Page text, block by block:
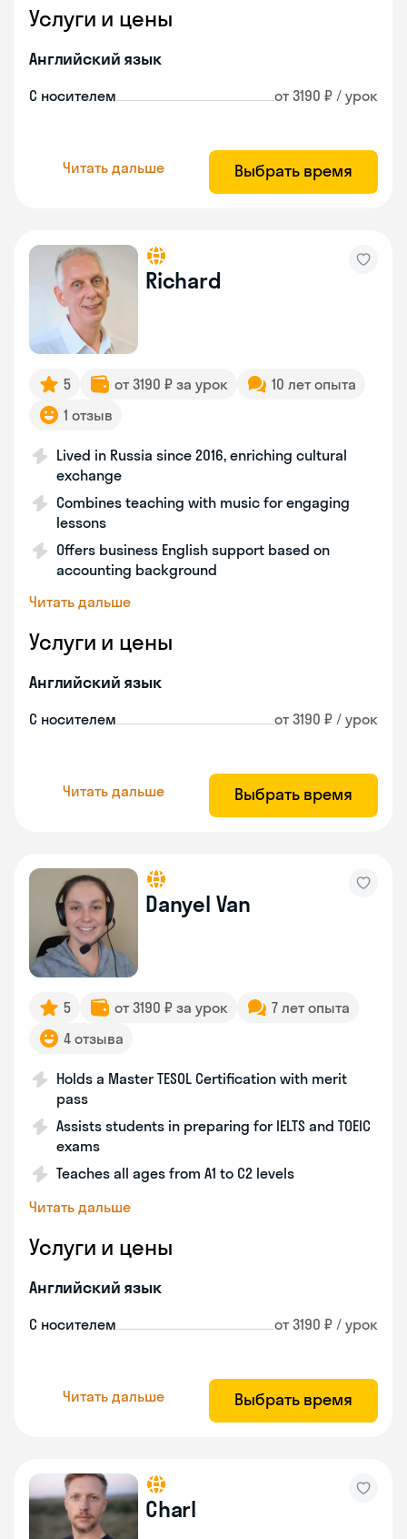
Услуги и цены
Английский язык
С носителем от 3190 ₽ / урок
Читать дальше Выбрать время
Richard
5 от 3190 ₽ за урок
10 лет опыта
1 отзыв
Lived in Russia since 2016, enriching cultural
exchange
Combines teaching with music for engaging
lessons
Offers business English support based on
accounting background
Читать дальше
Услуги и цены
Английский язык
С носителем от 3190 ₽ / урок
Читать дальше Выбрать время
Danyel Van
5 от 3190 ₽ за урок
7 лет опыта
4 отзыва
Holds a Master TESOL Certification with merit
pass
Assists students in preparing for IELTS and TOEIC
exams
Teaches all ages from A1 to C2 levels
Читать дальше
Услуги и цены
Английский язык
С носителем от 3190 ₽ / урок
Читать дальше Выбрать время
Charl